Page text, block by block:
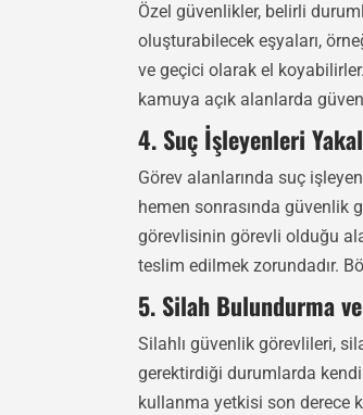
Özel güvenlikler, belirli
oluşturabilecek eşyaları,
ve geçici olarak el
kamuya açık alanlarda
4. Suç İşleyenleri
Görev alanlarında suç
hemen sonrasında güvenlik
görevlisinin görevli olduğu
teslim edilmek zorundadır.
5. Silah Bulundurma ve
Silahlı güvenlik görevlileri,
gerektirdiği durumlarda
kullanma yetkisi son derece